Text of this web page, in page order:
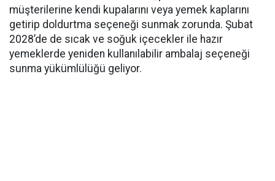
müşterilerine kendi kupalarını veya yemek kaplarını
getirip doldurtma seçeneği sunmak zorunda. Şubat
2028’de de sıcak ve soğuk içecekler ile hazır
yemeklerde yeniden kullanılabilir ambalaj seçeneği
sunma yükümlülüğü geliyor.